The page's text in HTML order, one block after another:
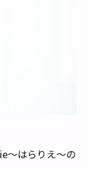
〜はらりえ〜の